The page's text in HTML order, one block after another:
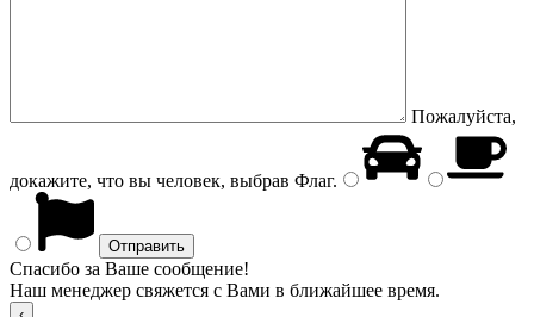
Пожалуйста,
докажите, что вы человек, выбрав Флаг.
Спасибо за Ваше сообщение!
Наш менеджер свяжется с Вами в ближайшее время.